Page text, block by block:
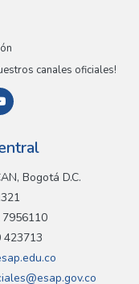
canales oficiales!
Bogotá D.C.
423713